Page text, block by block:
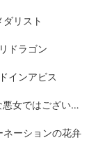
ダリスト
ドラゴン
インアビス
ふつつかな悪女ではございますが
ネーションの花弁